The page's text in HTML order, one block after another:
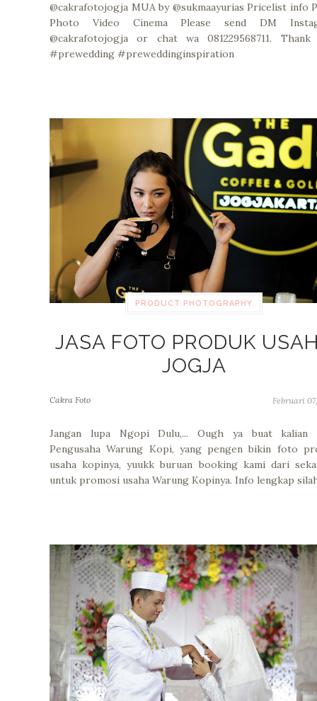
@cakrafotojogja MUA by @sukmaayurias Pricelist info
Photo Video Cinema Please send DM
@cakrafotojogja or chat wa 081229568711. Thank
#prewedding #preweddinginspiration
PRODUCT PHOTOGRAPHY
JASA FOTO PRODUK
JOGJA
Cakra Foto Februari
Jangan lupa Ngopi Dulu,... Ough ya buat kalian
Pengusaha Warung Kopi, yang pengen bikin foto
usaha kopinya, yuukk buruan booking kami dari
untuk promosi usaha Warung Kopinya. Info lengkap